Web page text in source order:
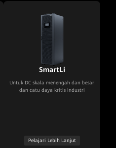
SmartLi
Untuk DC skala menengah dan besar
dan catu daya kritis industri
Pelajari Lebih Lanjut